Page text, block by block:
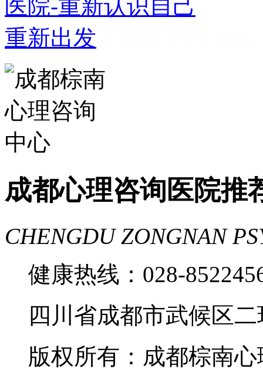
成都看心理疾病
家好 成都心理咨询推荐
费
成都心理医院哪里好
成都心理咨询医院推
CHENGDU ZONGNAN
健康热线：028-
四川省成都市武候区
版权所有：成都棕南